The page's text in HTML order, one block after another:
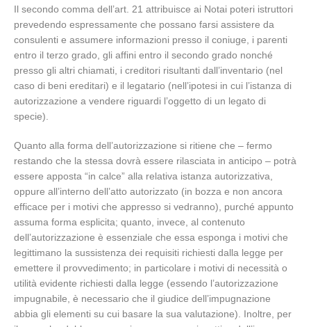
Il secondo comma dell’art. 21 attribuisce ai Notai poteri istruttori
prevedendo espressamente che possano farsi assistere da
consulenti e assumere informazioni presso il coniuge, i parenti
entro il terzo grado, gli affini entro il secondo grado nonché
presso gli altri chiamati, i creditori risultanti dall’inventario (nel
caso di beni ereditari) e il legatario (nell’ipotesi in cui l’istanza di
autorizzazione a vendere riguardi l’oggetto di un legato di
specie).
Quanto alla forma dell’autorizzazione si ritiene che – fermo
restando che la stessa dovrà essere rilasciata in anticipo – potrà
essere apposta “in calce” alla relativa istanza autorizzativa,
oppure all’interno dell’atto autorizzato (in bozza e non ancora
efficace per i motivi che appresso si vedranno), purché appunto
assuma forma esplicita; quanto, invece, al contenuto
dell’autorizzazione è essenziale che essa esponga i motivi che
legittimano la sussistenza dei requisiti richiesti dalla legge per
emettere il provvedimento; in particolare i motivi di necessità o
utilità evidente richiesti dalla legge (essendo l’autorizzazione
impugnabile, è necessario che il giudice dell’impugnazione
abbia gli elementi su cui basare la sua valutazione). Inoltre, per